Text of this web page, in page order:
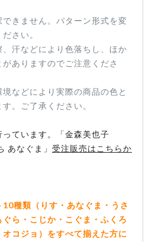
できません。パターン形式を変
さい。
、汗などにより色落ちし、ほか
ありますのでご注意くださ
境などにより実際の商品の色と
。ご了承ください。
ています。「金森美也子
あなぐま」 受注販売はこちらか
10種類（りす・あなぐま・うさ
ら・こじか・こぐま・ふくろ
コジョ）をすべて揃えた方に